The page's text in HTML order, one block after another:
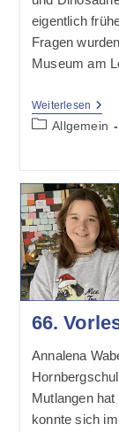
eigentlich
Fragen
Museum am
Weiterlesen
Der
Beitrags-
Allgemein
66.
Annalena
Mutlangen
konnte sich